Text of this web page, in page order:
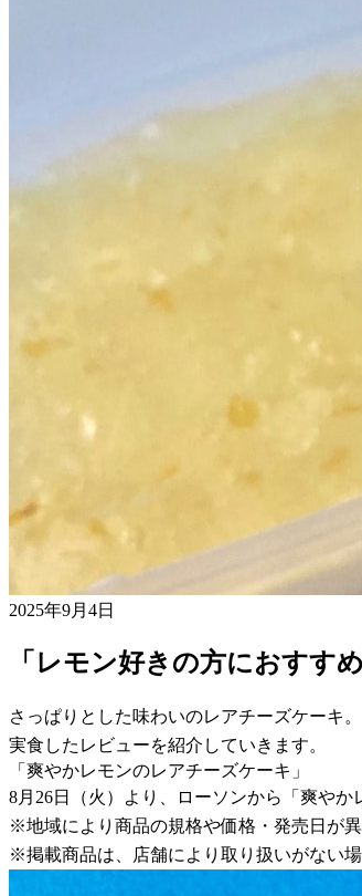
2025年9月4日
「レモン好きの方におすす
さっぱりとした味わいのレアチーズケーキ
実食したレビューを紹介していきます。
「爽やかレモンのレアチーズケーキ」
8月26日（火）より、ローソンから「爽やか
※地域により商品の規格や価格・発売日が異
※掲載商品は、店舗により取り扱いがない